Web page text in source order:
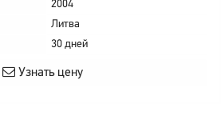
2004
Литва
30 дней
Узнать цену